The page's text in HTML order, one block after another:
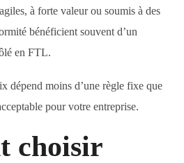
à forte valeur ou soumis à des
bénéficient souvent d’un
en FTL.
dépend moins d’une règle fixe que
pour votre entreprise.
choisir